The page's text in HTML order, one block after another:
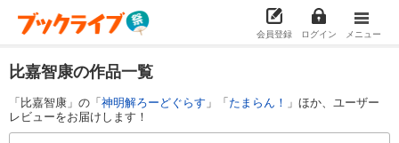
会員登録 ログイン メニュー
比嘉智康の作品一覧
「比嘉智康」の「神明解ろーどぐらす 」「たまらん！ 」ほか、ユーザー
レビューをお届けします！